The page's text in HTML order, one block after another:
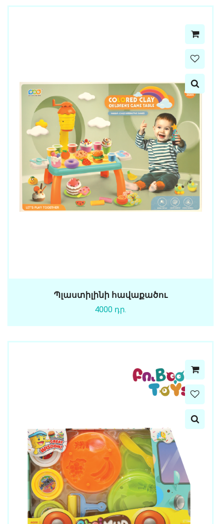
Պլաստիլինի հավաքածու
4000 դր.